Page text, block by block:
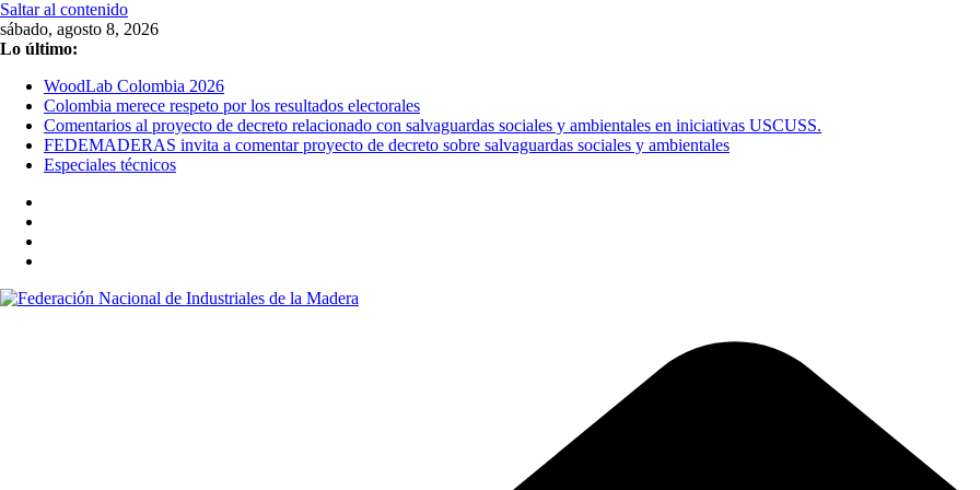
Saltar al contenido
sábado, agosto 8, 2026
Lo último:
WoodLab Colombia 2026
Colombia merece respeto por los resultados electorales
Comentarios al proyecto de decreto relacionado con salvaguardas sociales y ambientales en iniciativas USCUSS.
FEDEMADERAS invita a comentar proyecto de decreto sobre salvaguardas sociales y ambientales
Especiales técnicos